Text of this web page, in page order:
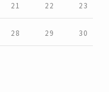
21 22 23
28 29 30